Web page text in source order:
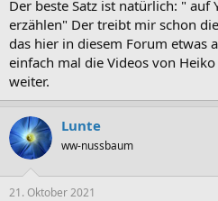
Der beste Satz ist natürlich: " auf
erzählen" Der treibt mir schon
das hier in diesem Forum etwas
einfach mal die Videos von
weiter.
Lunte
ww-nussbaum
21. Oktober 2021